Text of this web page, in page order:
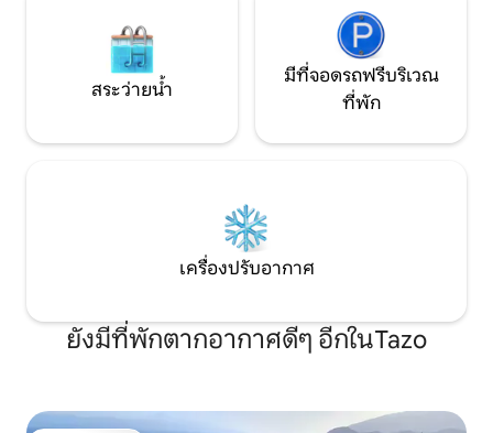
ร่วม Alojera Tazo (ที่คุณสามารถซื้อ
ผลิตภัณฑ์ทั่วไปที่เป็นความมั่งคั่งตาม
ธรรมชาติไม่สามารถล้มเหลวในการพิสูจน์ได้
เช่นน้ำผึ้งจาก Palma ขนมปังกรอบชีสและ
UNESCO โดยมีประเภทของ "ยอดเยี่ยม"
สระว่ายน้ำ
มีที่จอดรถฟรีบริเวณ
ที่พัก
เครื่องปรับอากาศ
ยังมีที่พักตากอากาศดีๆ อีกในTazo